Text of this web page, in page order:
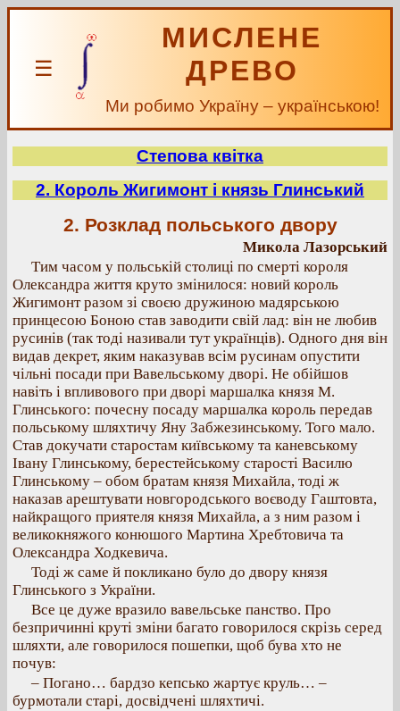
☰
МИСЛЕНЕ
ДРЕВО
Ми робимо Україну – українською!
Степова квітка
2. Король Жигимонт і князь Глинський
2. Розклад польського двору
Микола Лазорський
Тим часом у польській столиці по смерті короля
Олександра життя круто змінилося: новий король
Жигимонт разом зі своєю дружиною мадярською
принцесою Боною став заводити свій лад: він не любив
русинів (так тоді називали тут українців). Одного дня він
видав декрет, яким наказував всім русинам опустити
чільні посади при Вавельському дворі. Не обійшов
навіть і впливового при дворі маршалка князя М.
Глинського: почесну посаду маршалка король передав
польському шляхтичу Яну Забжезинському. Того мало.
Став докучати старостам київському та каневському
Івану Глинському, берестейському старості Василю
Глинському – обом братам князя Михайла, тоді ж
наказав арештувати новгородського воєводу Гаштовта,
найкращого приятеля князя Михайла, а з ним разом і
великокняжого конюшого Мартина Хребтовича та
Олександра Ходкевича.
Тоді ж саме й покликано було до двору князя
Глинського з України.
Все це дуже вразило вавельське панство. Про
безпричинні круті зміни багато говорилося скрізь серед
шляхти, але говорилося пошепки, щоб бува хто не
почув:
– Погано… бардзо кепсько жартує круль… –
бурмотали старі, досвідчені шляхтичі.